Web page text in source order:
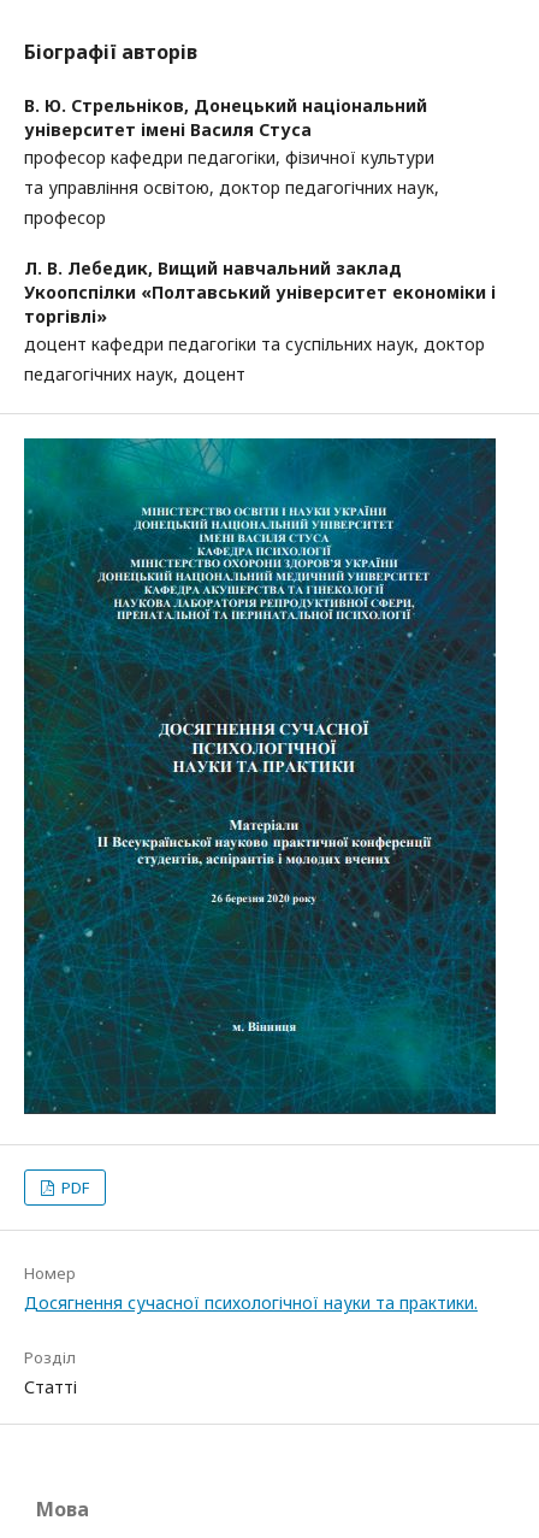
Біографії авторів
В. Ю. Стрельніков, Донецький національний
університет імені Василя Стуса
професор кафедри педагогіки, фізичної культури
та управління освітою, доктор педагогічних наук,
професор
Л. В. Лебедик, Вищий навчальний заклад
Укоопспілки «Полтавський університет економіки і
торгівлі»
доцент кафедри педагогіки та суспільних наук, доктор
педагогічних наук, доцент
PDF
Номер
Досягнення сучасної психологічної науки та практики.
Розділ
Статті
Мова